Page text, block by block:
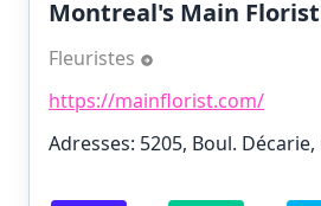
Montreal's Main Florist
Fleuristes
https://mainflorist.com/
Adresses: 5205, Boul.